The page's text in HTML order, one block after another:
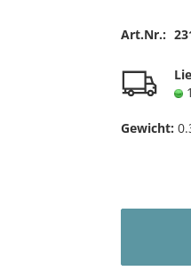
Art.Nr.:
Gewicht: